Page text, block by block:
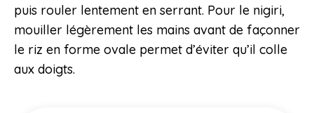
puis rouler lentement en serrant. Pour le nigiri,
mouiller légèrement les mains avant de façonner
le riz en forme ovale permet d’éviter qu’il colle
aux doigts.